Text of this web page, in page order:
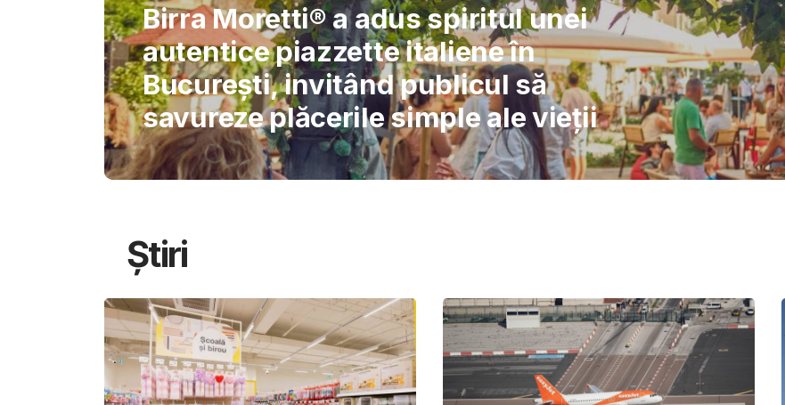
Richard Joannides, Verita
International School: Școlile nu pot
permite AI-ului să înlocuiască
gândirea elevilor
Știri